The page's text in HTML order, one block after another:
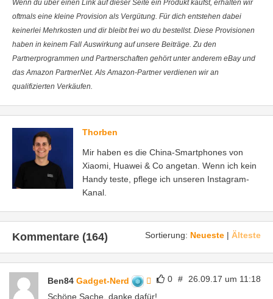
Wenn du über einen Link auf dieser Seite ein Produkt kaufst, erhalten wir
oftmals eine kleine Provision als Vergütung. Für dich entstehen dabei
keinerlei Mehrkosten und dir bleibt frei wo du bestellst. Diese Provisionen
haben in keinem Fall Auswirkung auf unsere Beiträge. Zu den
Partnerprogrammen und Partnerschaften gehört unter anderem eBay und
das Amazon PartnerNet. Als Amazon-Partner verdienen wir an
qualifizierten Verkäufen.
Thorben
Mir haben es die China-Smartphones von
Xiaomi, Huawei & Co angetan. Wenn ich kein
Handy teste, pflege ich unseren Instagram-
Kanal.
Sortierung: Neueste | Älteste
Kommentare (164)
0 # 26.09.17 um 11:18
Ben84 Gadget-Nerd
Schöne Sache, danke dafür!